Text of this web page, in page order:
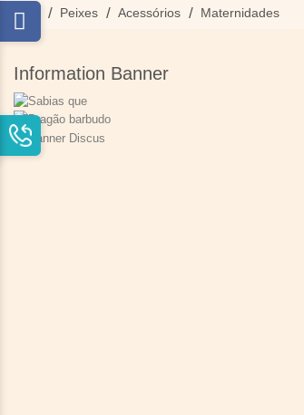
Início Peixes Acessórios Maternidades
Information Banner